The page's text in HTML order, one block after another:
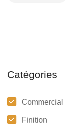
Catégories
Commercial
Finition